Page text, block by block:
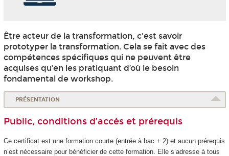
Être acteur de la transformation, c'est savoir
prototyper la transformation. Cela se fait avec des
compétences spécifiques qui ne peuvent être
acquises qu’en les pratiquant d’où le besoin
fondamental de workshop.
PRÉSENTATION
Public, conditions d’accès et prérequis
Ce certificat est une formation courte (entrée à bac + 2) et aucun prérequis
n’est nécessaire pour bénéficier de cette formation. Elle s’adresse à tous